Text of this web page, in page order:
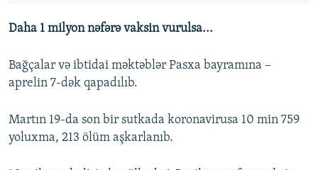
Daha 1 milyon nəfərə vaksin vurulsa...
Bağçalar və ibtidai məktəblər Pasxa bayramına –
aprelin 7-dək qapadılıb.
Martın 19-da son bir sutkada koronavirusa 10 min 759
yoluxma, 213 ölüm aşkarlanıb.